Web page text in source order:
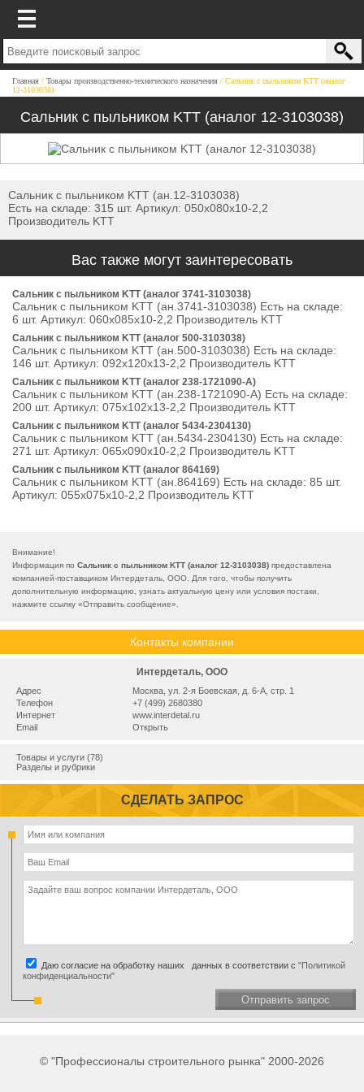
Главная Товары производственно-технического назначения
Сальник с пыльником KTT (аналог
12-3103038)
Сальник с пыльником KTT (аналог 12-3103038)
Сальник с пыльником KTT (ан.12-3103038)
Есть на складе: 315 шт. Артикул: 050х080х10-2,2
Производитель KTT
Вас также могут заинтересовать
Сальник с пыльником KTT (аналог 3741-3103038)
Сальник с пыльником KTT (ан.3741-3103038) Есть на складе:
6 шт. Артикул: 060х085х10-2,2 Производитель KTT
Сальник с пыльником KTT (аналог 500-3103038)
Сальник с пыльником KTT (ан.500-3103038) Есть на складе:
146 шт. Артикул: 092х120х13-2,2 Производитель KTT
Сальник с пыльником KTT (аналог 238-1721090-А)
Сальник с пыльником KTT (ан.238-1721090-А) Есть на складе:
200 шт. Артикул: 075х102х13-2,2 Производитель KTT
Сальник с пыльником KTT (аналог 5434-2304130)
Сальник с пыльником KTT (ан.5434-2304130) Есть на складе:
271 шт. Артикул: 065х090х10-2,2 Производитель KTT
Сальник с пыльником KTT (аналог 864169)
Сальник с пыльником KTT (ан.864169) Есть на складе: 85 шт.
Артикул: 055х075х10-2,2 Производитель KTT
Внимание!
Информация по Сальник с пыльником KTT (аналог 12-3103038) предоставлена
компанией-поставщиком Интердеталь, ООО. Для того, чтобы получить
дополнительную информацию, узнать актуальную цену или условия постаки,
нажмите ссылку «Отправить сообщение».
Контакты компании
Интердеталь, ООО
Адрес
Москва, ул. 2-я Боевская, д. 6-А, стр. 1
Телефон
+7 (499) 2680380
Интернет
www.interdetal.ru
Email
Открыть
Товары и услуги (78)
Разделы и рубрики
СДЕЛАТЬ ЗАПРОС
Даю согласие на обработку наших данных в соответствии с "Политикой
конфиденциальности"
Отправить запрос
© "Профессионалы строительного рынка" 2000-2026